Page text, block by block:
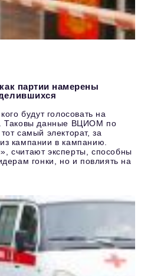
партии намерены
будут голосовать на
Таковы данные ВЦИОМ по
самый электорат, за
кампании в кампанию.
считают эксперты, способны
гонки, но и повлиять на